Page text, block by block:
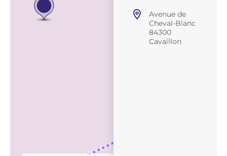
Avenue de
Cheval-Blanc
84300
Cavaillon